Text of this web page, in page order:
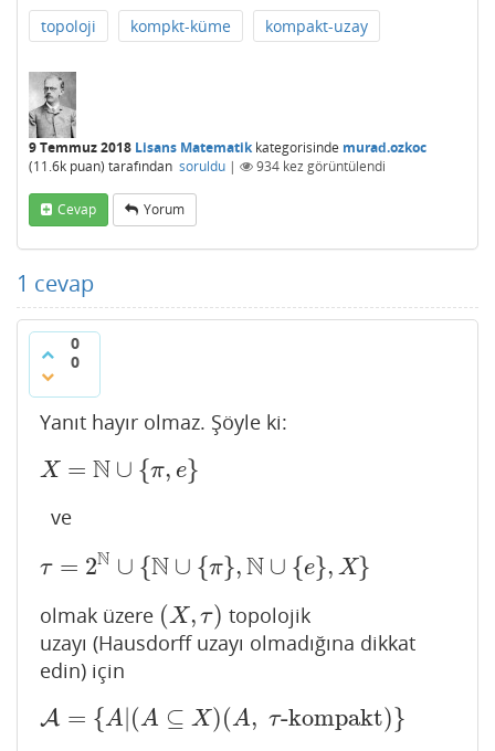
topoloji kompkt-küme kompakt-uzay
9 Temmuz 2018 Lisans Matematikkategorisinde murad.ozkoc
(11.6k puan) tarafından soruldu | 934 kez görüntülendi
Cevap Yorum
1 cevap
0
0
Yanıt hayır olmaz. Şöyle ki:
X = N ∪ {π, e}
X=N∪{π,e}
ve
τ = 2N ∪ {N ∪ {π},N ∪ {e}, X}
τ =2N∪{N∪{π},N∪{ e} X }
olmak üzere (X, τ)
(X,τ)
topolojik
uzayı (Hausdorff uzayı olmadığına dikkat
edin) için
A = {A (A ⊆ X)(A, τ-kompakt)}
A= A|( A⊆ X)(A, τ-kompakt)}